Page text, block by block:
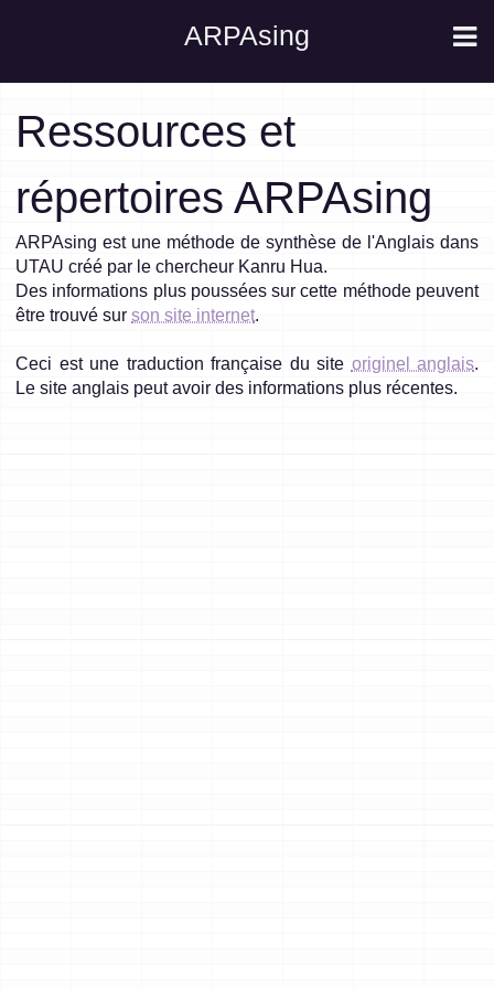
ARPAsing
Ressources et
répertoires ARPAsing
ARPAsing est une méthode de synthèse de l'Anglais dans
UTAU créé par le chercheur Kanru Hua.
Des informations plus poussées sur cette méthode peuvent
être trouvé sur son site internet.
Ceci est une traduction française du site originel anglais.
Le site anglais peut avoir des informations plus récentes.